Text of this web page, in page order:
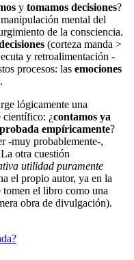
y tomamos decisiones?
mental del
de la consciencia.
(corteza manda >
y retroalimentación -
procesos: las emociones
lógicamente una
científico: ¿contamos ya
empíricamente?
-muy probablemente-,
otra cuestión
utilidad puramente
el propio autor, ya en la
tomen el libro como una
obra de divulgación).